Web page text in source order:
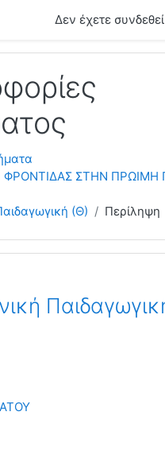
Δεν έχετε
ΦΡΟΝΤΙΔΑΣ ΣΤΗΝ ΠΡΩΙΜΗ
(Θ)
Περίληψη